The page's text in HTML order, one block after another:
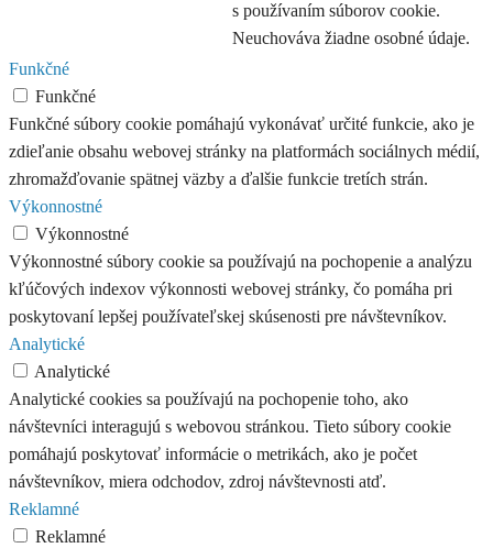
s používaním súborov cookie.
Neuchováva žiadne osobné údaje.
Funkčné
Funkčné
Funkčné súbory cookie pomáhajú vykonávať určité funkcie, ako je
zdieľanie obsahu webovej stránky na platformách sociálnych médií,
zhromažďovanie spätnej väzby a ďalšie funkcie tretích strán.
Výkonnostné
Výkonnostné
Výkonnostné súbory cookie sa používajú na pochopenie a analýzu
kľúčových indexov výkonnosti webovej stránky, čo pomáha pri
poskytovaní lepšej používateľskej skúsenosti pre návštevníkov.
Analytické
Analytické
Analytické cookies sa používajú na pochopenie toho, ako
návštevníci interagujú s webovou stránkou. Tieto súbory cookie
pomáhajú poskytovať informácie o metrikách, ako je počet
návštevníkov, miera odchodov, zdroj návštevnosti atď.
Reklamné
Reklamné